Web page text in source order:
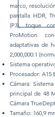
marco,
pantalla HDR,
(P3), toque
ProMotion
adaptativas de
2,000,000:1
Sistema
Procesador: A15
Cámara:
principal de 48
Cámara
Tamaño: 160,9